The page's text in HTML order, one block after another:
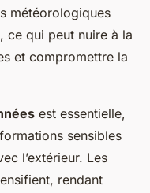
météorologiques
ce qui peut nuire à la
et compromettre la
est essentielle,
sensibles
l’extérieur. Les
rendant